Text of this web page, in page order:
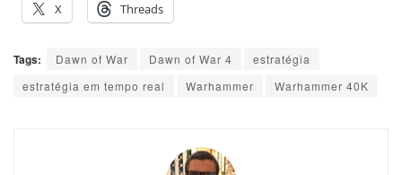
X Threads
Tags: Dawn of War Dawn of War 4
estratégia
estratégia em tempo real
Warhammer Warhammer 40K